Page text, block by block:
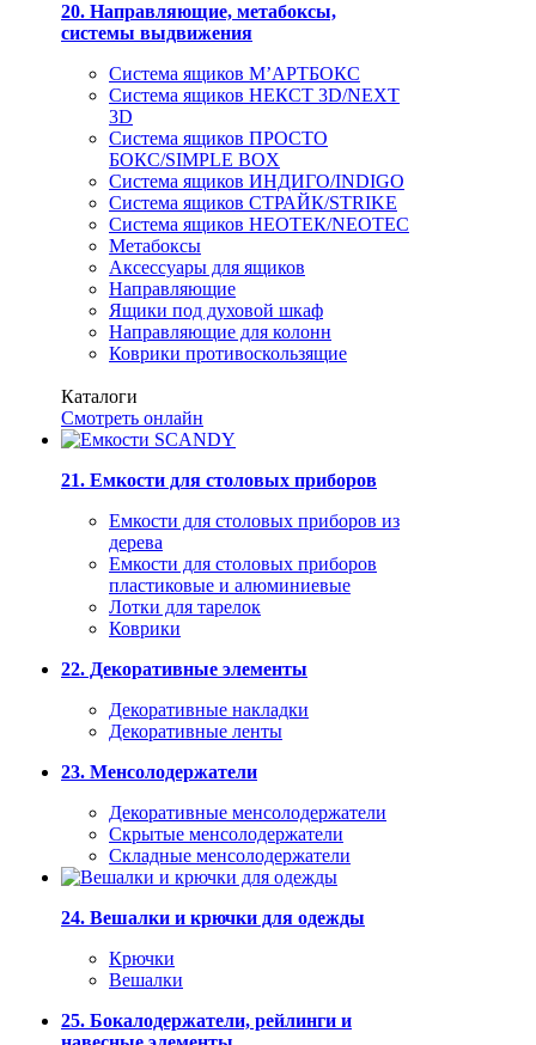
20. Направляющие, метабоксы,
системы выдвижения
Система ящиков М’АРТБОКС
Система ящиков НЕКСТ 3D/NEXT
3D
Система ящиков ПРОСТО
БОКС/SIMPLE BOX
Система ящиков ИНДИГО/INDIGO
Система ящиков СТРАЙК/STRIKE
Система ящиков НЕОТЕК/NEOTEC
Метабоксы
Аксессуары для ящиков
Направляющие
Ящики под духовой шкаф
Направляющие для колонн
Коврики противоскользящие
Каталоги
Смотреть онлайн
21. Емкости для столовых приборов
Емкости для столовых приборов из
дерева
Емкости для столовых приборов
пластиковые и алюминиевые
Лотки для тарелок
Коврики
22. Декоративные элементы
Декоративные накладки
Декоративные ленты
23. Менсолодержатели
Декоративные менсолодержатели
Скрытые менсолодержатели
Складные менсолодержатели
24. Вешалки и крючки для одежды
Крючки
Вешалки
25. Бокалодержатели, рейлинги и